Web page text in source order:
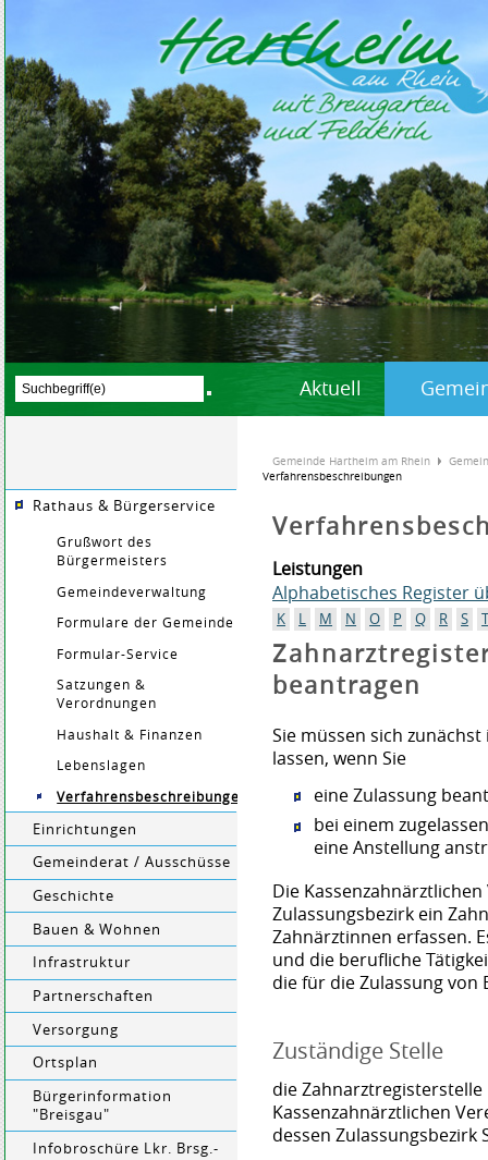
Aktuell
Rathaus & Bürgerservice
Grußwort des
Bürgermeisters
Gemeindeverwaltung
Formulare der Gemeinde
Formular-Service
Satzungen &
Verordnungen
Haushalt & Finanzen
Lebenslagen
Verfahrensbeschreibungen
Einrichtungen
Gemeinderat / Ausschüsse
Geschichte
Bauen & Wohnen
Infrastruktur
Partnerschaften
Versorgung
Ortsplan
Bürgerinformation
"Breisgau"
Infobroschüre Lkr. Brsg.-
Gemeinde Hartheim am Rhein
Verfahrensbeschreibungen
Leistungen
Alphabetisches Register
K L M N O P Q R S
beantragen
Sie müssen sich
lassen, wenn Sie
eine Zulassung
bei einem
eine Anstellung
Die
Zulassungsbezirk ein
Zahnärztinnen erfassen.
und die berufliche
die für die Zulassung von
Zuständige Stelle
die
Kassenzahnärztlichen
dessen Zulassungsbezirk